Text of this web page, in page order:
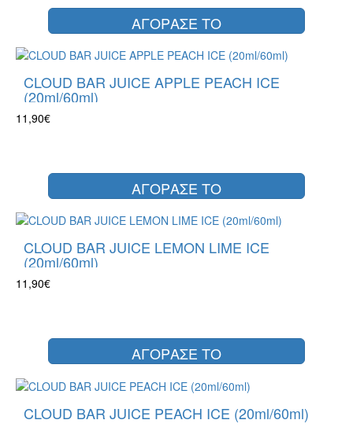
ΑΓΟΡΑΣΕ ΤΟ
CLOUD BAR JUICE APPLE PEACH ICE
(20ml/60ml)
11,90€
ΑΓΟΡΑΣΕ ΤΟ
CLOUD BAR JUICE LEMON LIME ICE
(20ml/60ml)
11,90€
ΑΓΟΡΑΣΕ ΤΟ
CLOUD BAR JUICE PEACH ICE (20ml/60ml)